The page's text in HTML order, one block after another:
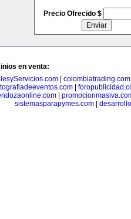
Precio Ofrecido $
en venta:
| colombiatrading.com
|
sistemasparapymes.com|